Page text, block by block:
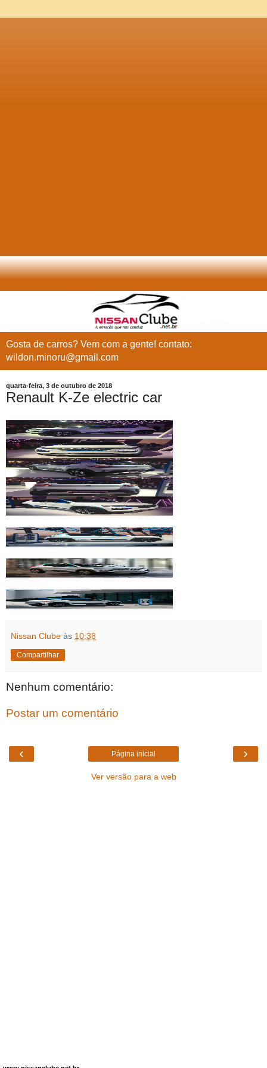
Gosta de carros? Vem com a gente! contato:
wildon.minoru@gmail.com
quarta-feira, 3 de outubro de 2018
Renault K-Ze electric car
Nissan Clube às 10:38
Compartilhar
Nenhum comentário:
Postar um comentário
‹ ›
Página inicial
Ver versão para a web